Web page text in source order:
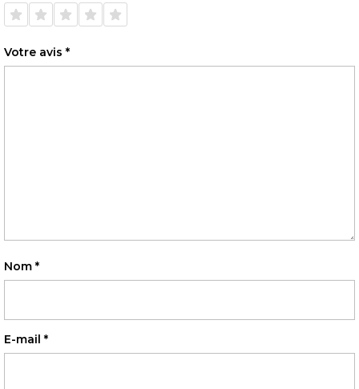
1 étoile
sur 5
2 étoiles
sur 5
3 étoiles
sur 5
4 étoiles
sur 5
5 étoiles
sur 5
Votre avis *
Nom *
E-mail *